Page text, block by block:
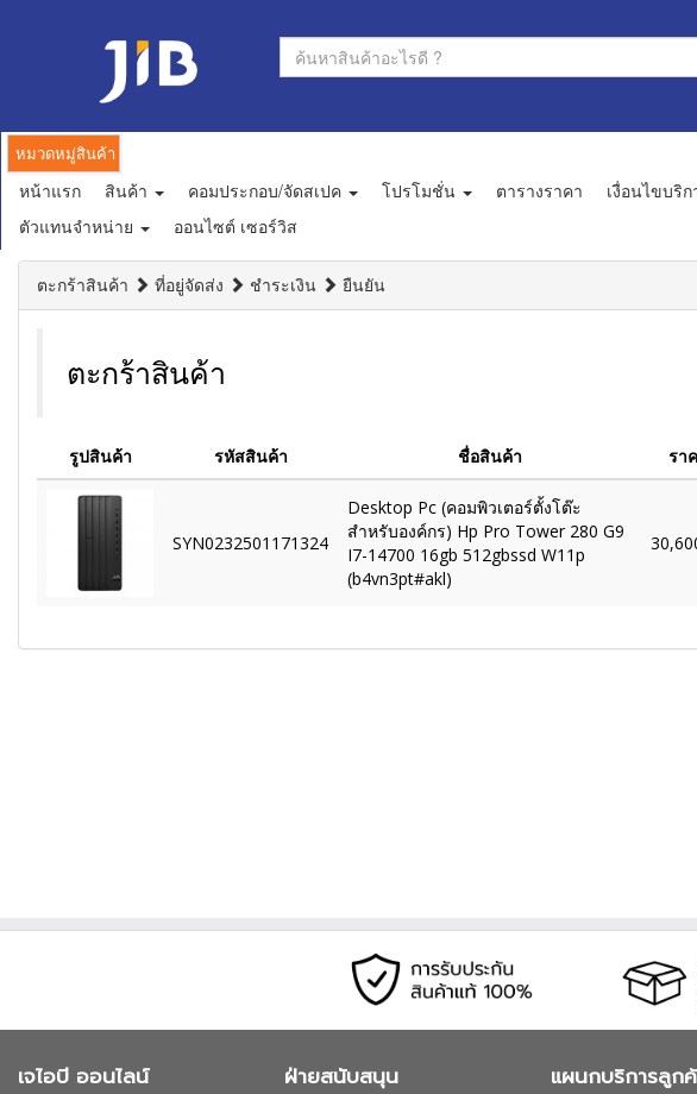
หมวดหมู่สินค้า
หน้าแรก สินค้า คอมประกอบ/จัดสเปค โปรโมชั่น ตารางราคา เงื่อนไขบริก
ตัวแทนจำหน่าย
ออนไซต์ เซอร์วิส
ตะกร้าสินค้า ที่อยู่จัดส่ง ชำระเงิน ยืนยัน
ตะกร้าสินค้า
รูปสินค้า รหัสสินค้า ชื่อสินค้า รา
SYN0232501171324
Desktop Pc (คอมพิวเตอร์ตั้งโต๊ะ
สำหรับองค์กร) Hp Pro Tower 280 G9
I7-14700 16gb 512gbssd W11p
(b4vn3pt#akl)
เจไอบี ออนไลน์ ฝ่ายสนับสนุน แผนกบริการลูก